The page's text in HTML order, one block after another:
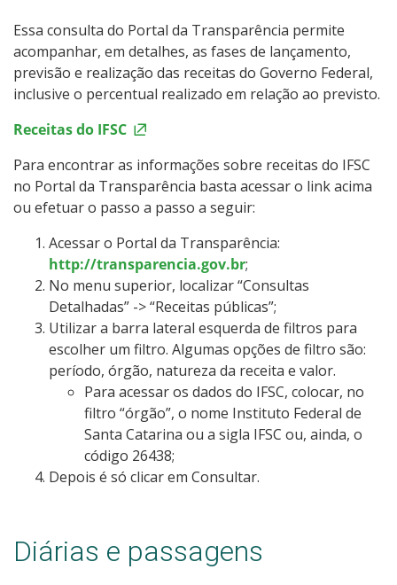
Essa consulta do Portal da Transparência permite
acompanhar, em detalhes, as fases de lançamento,
previsão e realização das receitas do Governo Federal,
inclusive o percentual realizado em relação ao previsto.
Receitas do IFSC
Para encontrar as informações sobre receitas do IFSC
no Portal da Transparência basta acessar o link acima
ou efetuar o passo a passo a seguir:
Acessar o Portal da Transparência:
http://transparencia.gov.br;
No menu superior, localizar “Consultas
Detalhadas” -> “Receitas públicas”;
Utilizar a barra lateral esquerda de filtros para
escolher um filtro. Algumas opções de filtro são:
período, órgão, natureza da receita e valor.
Para acessar os dados do IFSC, colocar, no
filtro “órgão”, o nome Instituto Federal de
Santa Catarina ou a sigla IFSC ou, ainda, o
código 26438;
Depois é só clicar em Consultar.
Diárias e passagens